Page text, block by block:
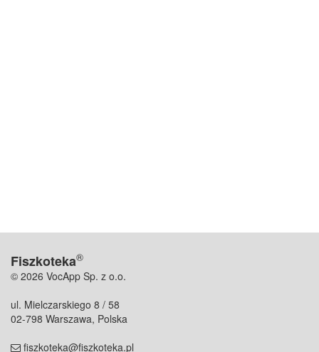
Fiszkoteka®
© 2026 VocApp Sp. z o.o.
ul. Mielczarskiego 8 / 58
02-798 Warszawa, Polska
fiszkoteka@fiszkoteka.pl